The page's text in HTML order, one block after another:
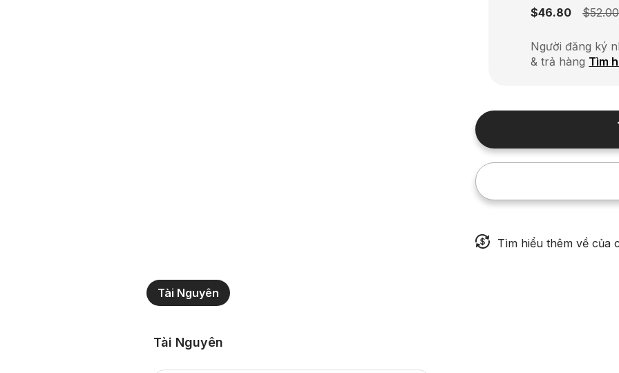
$46.80
$52.00
Người đăng ký
& trả hàng Tìm
Tìm hiểu thêm về của
Tài Nguyên
Tài Nguyên